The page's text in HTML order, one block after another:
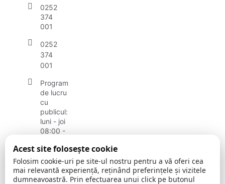
0252
374
001
0252
374
001
Program
de lucru
cu
publicul:
luni - joi
08:00 -
vineri:
08:00 -
14:00
Acest site folosește cookie
Folosim cookie-uri pe site-ul nostru pentru a vă oferi cea
mai relevantă experiență, reținând preferințele și vizitele
dumneavoastră. Prin efectuarea unui click pe butonul